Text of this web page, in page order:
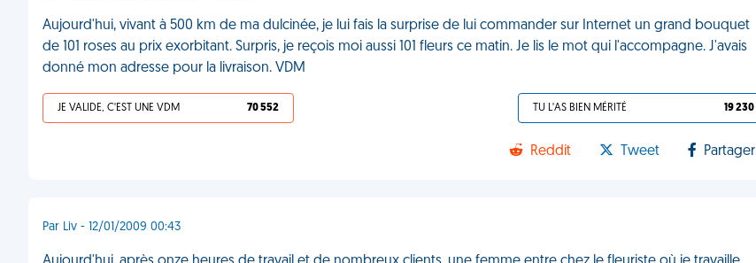
Aujourd'hui, vivant à 500 km de ma dulcinée, je lui fais la surprise de lui commander sur Internet un grand bouquet
de 101 roses au prix exorbitant. Surpris, je reçois moi aussi 101 fleurs ce matin. Je lis le mot qui l'accompagne. J'avais
donné mon adresse pour la livraison. VDM
JE VALIDE, C'EST UNE VDM 70 552 TU L'AS BIEN MÉRITÉ 19 230
Reddit Tweet Partager
Par Liv - 12/01/2009 00:43